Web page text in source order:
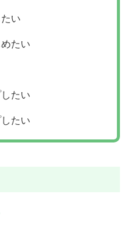
い
たい
たい
たい